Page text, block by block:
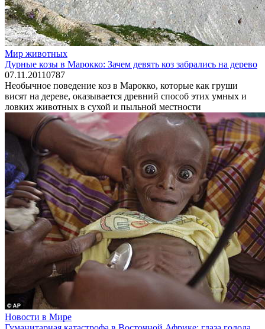
Мир животных
Дурные козы в Марокко: Зачем девять коз забрались на дерево
07.11.20110787
Необычное поведение коз в Марокко, которые как груши
висят на дереве, оказывается древний способ этих умных и
ловких животных в сухой и пыльной местности
Новости в Мире